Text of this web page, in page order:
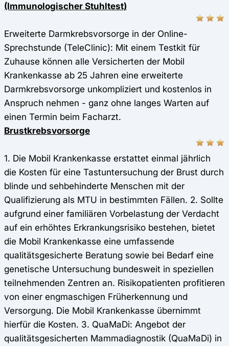
(Immunologischer Stuhltest)
Erweiterte Darmkrebsvorsorge in der Online-
Sprechstunde (TeleClinic): Mit einem Testkit für
Zuhause können alle Versicherten der Mobil
Krankenkasse ab 25 Jahren eine erweiterte
Darmkrebsvorsorge unkompliziert und kostenlos in
Anspruch nehmen - ganz ohne langes Warten auf
einen Termin beim Facharzt.
Brustkrebsvorsorge
1. Die Mobil Krankenkasse erstattet einmal jährlich
die Kosten für eine Tastuntersuchung der Brust durch
blinde und sehbehinderte Menschen mit der
Qualifizierung als MTU in bestimmten Fällen. 2. Sollte
aufgrund einer familiären Vorbelastung der Verdacht
auf ein erhöhtes Erkrankungsrisiko bestehen, bietet
die Mobil Krankenkasse eine umfassende
qualitätsgesicherte Beratung sowie bei Bedarf eine
genetische Untersuchung bundesweit in speziellen
teilnehmenden Zentren an. Risikopatienten profitieren
von einer engmaschigen Früherkennung und
Versorgung. Die Mobil Krankenkasse übernimmt
hierfür die Kosten. 3. QuaMaDi: Angebot der
qualitätsgesicherten Mammadiagnostik (QuaMaDi) in